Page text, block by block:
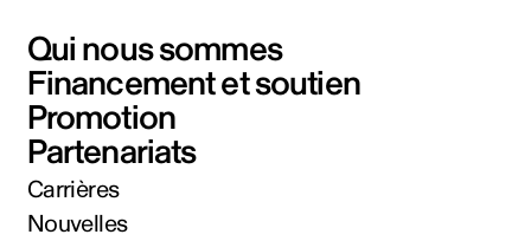
Qui nous sommes
Financement et soutien
Promotion
Partenariats
Carrières
Nouvelles